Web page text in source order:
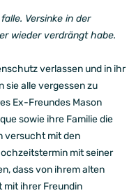
Versinke in der
wieder verdrängt habe.
verlassen und in ihr
sie alle vergessen zu
Ex-Freundes Mason
sowie ihre Familie die
versucht mit den
mit seiner
dass von ihrem alten
mit ihrer Freundin